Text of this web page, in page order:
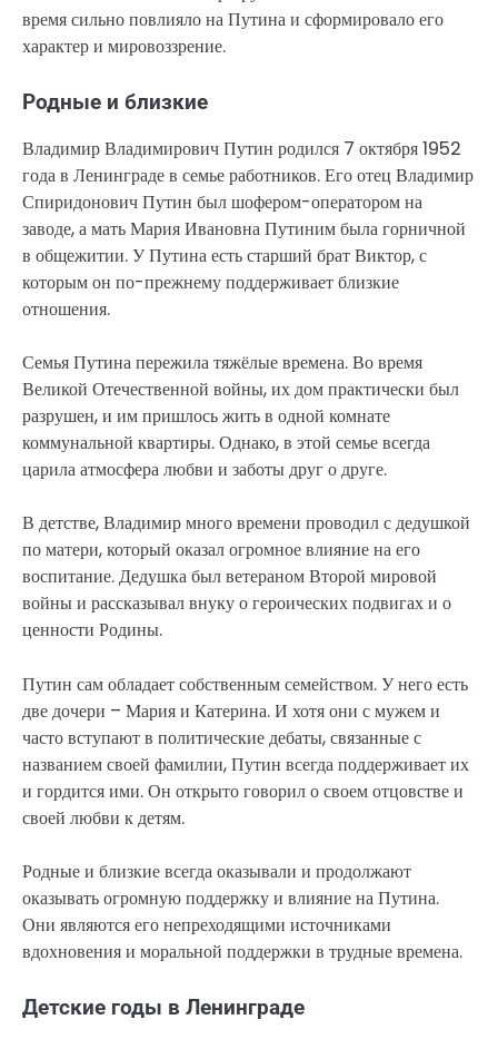
время сильно повлияло на Путина и сформировало его
характер и мировоззрение.
Родные и близкие
Владимир Владимирович Путин родился 7 октября 1952
года в Ленинграде в семье работников. Его отец Владимир
Спиридонович Путин был шофером-оператором на
заводе, а мать Мария Ивановна Путиним была горничной
в общежитии. У Путина есть старший брат Виктор, с
которым он по-прежнему поддерживает близкие
отношения.
Семья Путина пережила тяжёлые времена. Во время
Великой Отечественной войны, их дом практически был
разрушен, и им пришлось жить в одной комнате
коммунальной квартиры. Однако, в этой семье всегда
царила атмосфера любви и заботы друг о друге.
В детстве, Владимир много времени проводил с дедушкой
по матери, который оказал огромное влияние на его
воспитание. Дедушка был ветераном Второй мировой
войны и рассказывал внуку о героических подвигах и о
ценности Родины.
Путин сам обладает собственным семейством. У него есть
две дочери – Мария и Катерина. И хотя они с мужем и
часто вступают в политические дебаты, связанные с
названием своей фамилии, Путин всегда поддерживает их
и гордится ими. Он открыто говорил о своем отцовстве и
своей любви к детям.
Родные и близкие всегда оказывали и продолжают
оказывать огромную поддержку и влияние на Путина.
Они являются его непреходящими источниками
вдохновения и моральной поддержки в трудные времена.
Детские годы в Ленинграде